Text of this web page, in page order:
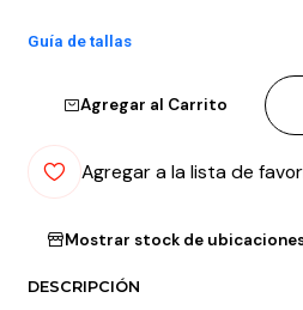
Guía de tallas
Agregar al Carrito
Agregar a la lista de
Mostrar stock de
DESCRIPCIÓN